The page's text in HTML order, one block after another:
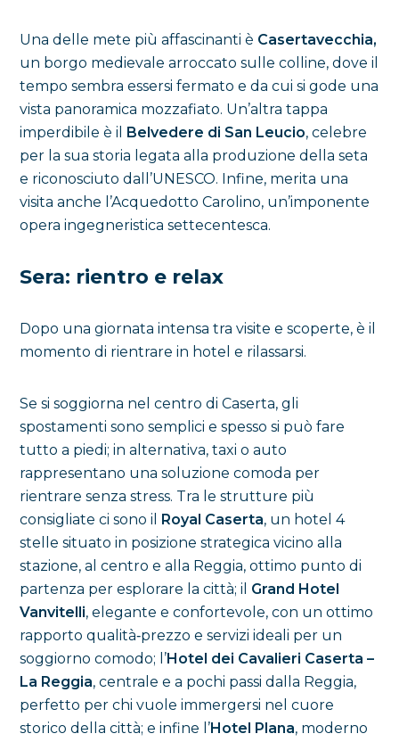
Una delle mete più affascinanti è Casertavecchia,
un borgo medievale arroccato sulle colline, dove il
tempo sembra essersi fermato e da cui si gode una
vista panoramica mozzafiato. Un’altra tappa
imperdibile è il Belvedere di San Leucio, celebre
per la sua storia legata alla produzione della seta
e riconosciuto dall’UNESCO. Infine, merita una
visita anche l’Acquedotto Carolino, un’imponente
opera ingegneristica settecentesca.
Sera: rientro e relax
Dopo una giornata intensa tra visite e scoperte, è il
momento di rientrare in hotel e rilassarsi.
Se si soggiorna nel centro di Caserta, gli
spostamenti sono semplici e spesso si può fare
tutto a piedi; in alternativa, taxi o auto
rappresentano una soluzione comoda per
rientrare senza stress. Tra le strutture più
consigliate ci sono il Royal Caserta, un hotel 4
stelle situato in posizione strategica vicino alla
stazione, al centro e alla Reggia, ottimo punto di
partenza per esplorare la città; il Grand Hotel
Vanvitelli, elegante e confortevole, con un ottimo
rapporto qualità‑prezzo e servizi ideali per un
soggiorno comodo; l’Hotel dei Cavalieri Caserta –
La Reggia, centrale e a pochi passi dalla Reggia,
perfetto per chi vuole immergersi nel cuore
storico della città; e infine l’Hotel Plana, moderno